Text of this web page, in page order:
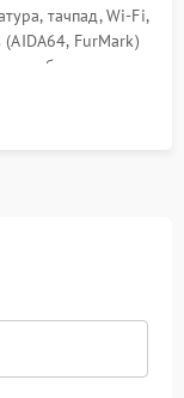
тачпад, Wi-Fi,
(AIDA64, FurMark)
стабильности